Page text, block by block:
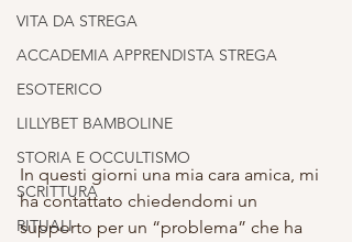
VITA DA STREGA
ACCADEMIA APPRENDISTA STREGA
ESOTERICO
LILLYBET BAMBOLINE
STORIA E OCCULTISMO
SCRITTURA
RITUALI
In questi giorni una mia cara amica, mi
ha contattato chiedendomi un
supporto per un “problema” che ha